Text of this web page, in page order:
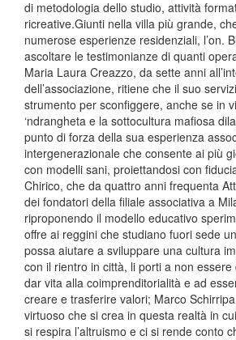
di metodologia dello studio, attività
ricreative.Giunti nella villa più grande,
numerose esperienze residenziali, l’on.
ascoltare le testimonianze di quanti
Maria Laura Creazzo, da sette anni
dell’associazione, ritiene che il suo
strumento per sconfiggere, anche se in
‘ndrangheta e la sottocultura mafiosa
punto di forza della sua esperienza
intergenerazionale che consente ai più
con modelli sani, proiettandosi con
Chirico, che da quattro anni frequenta
dei fondatori della filiale associativa a
riproponendo il modello educativo
offre ai reggini che studiano fuori sede
possa aiutare a sviluppare una cultura
con il rientro in città, li porti a non essere
dar vita alla coimprenditorialità e ad
creare e trasferire valori; Marco
virtuoso che si crea in questa realtà in
si respira l’altruismo e ci si rende conto